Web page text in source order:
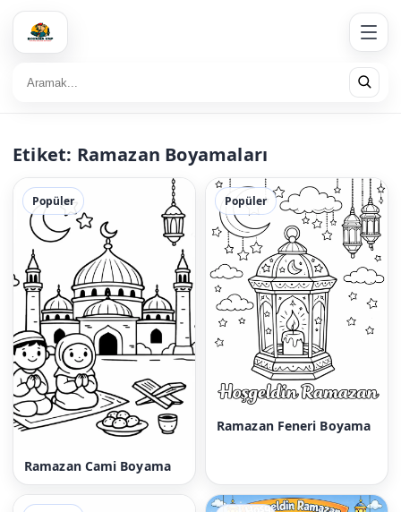
Etiket: Ramazan Boyamaları
Popüler
Ramazan Cami Boyama
Popüler
Ramazan Feneri Boyama